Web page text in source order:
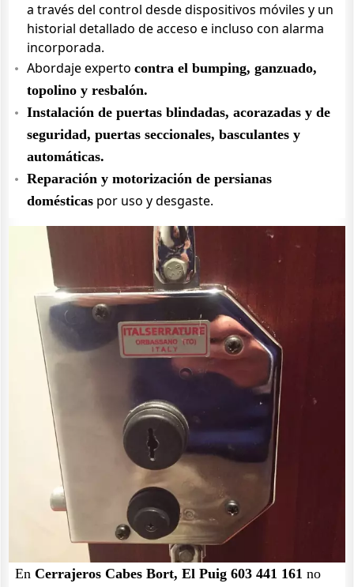
a través del control desde dispositivos móviles y un
historial detallado de acceso e incluso con alarma
incorporada.
Abordaje experto contra el bumping, ganzuado,
topolino y resbalón.
Instalación de puertas blindadas, acorazadas y de
seguridad, puertas seccionales, basculantes y
automáticas.
Reparación y motorización de persianas
domésticas por uso y desgaste.
En Cerrajeros Cabes Bort, El Puig 603 441 161 no